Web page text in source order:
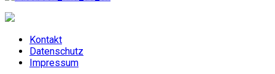
Kontakt
Datenschutz
Impressum